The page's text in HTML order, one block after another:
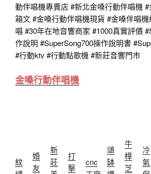
動伴唱機專賣店#新北金嗓行動伴唱機 #
箱文#金嗓行動伴唱機現貨 #金嗓伴唱機
唱 #30年在地音響商家 #1000真實評價
作說明 #SuperSong700操作說明書
#行動ktv#行動點歌機 #新莊音響門市
金嗓行動伴唱機
紋
婚
友
新
莊
打
擊
cnc
頌
缽
牛
樟
芝
冷
氣